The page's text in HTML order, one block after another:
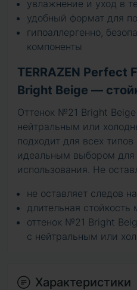
увлажнение и уход в
удобный формат для
гипоаллергенно,
компоненты
TERRAZEN Perfect
Bright Beige —
Оттенок №21 Bright
нейтральным или
подходит для всех
идеальным выбором для
использования. Не
не оставляет следов
длительная стойкость
оттенок №21 Bright
с нейтральным или
Характеристики